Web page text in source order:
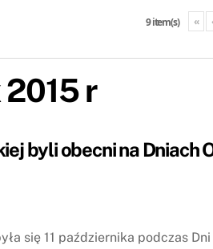
9 item(s) « ‹
2015 r
byli obecni na
się 11 października podczas